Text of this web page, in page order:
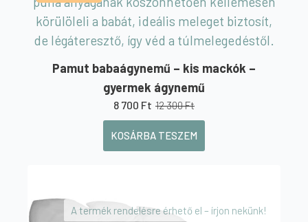
Pamut babaágynemű – kis mackók –
gyermek ágynemű
12 300Ft
Original
price
was:
12
8 700 Ft Current
price
is:
8
KOSÁRBA TESZEM
A termék rendelésre érhető el – írjon nekünk!